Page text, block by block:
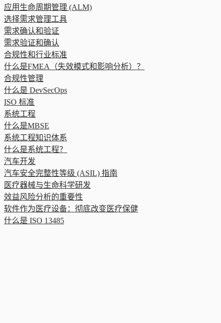
应用生命周期管理 (ALM)
选择需求管理工具
需求确认和验证
需求验证和确认
合规性和行业标准
什么是FMEA（失效模式和影响分析）？
合规性管理
什么是 DevSecOps
ISO 标准
系统工程
什么是MBSE
系统工程知识体系
什么是系统工程？
汽车开发
汽车安全完整性等级 (ASIL) 指南
医疗器械与生命科学研发
效益风险分析的重要性
软件作为医疗设备：彻底改变医疗保健
什么是 ISO 13485